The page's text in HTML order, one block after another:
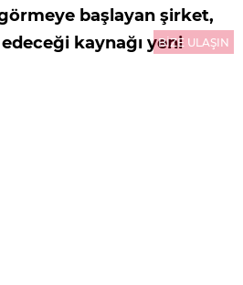
başlayan şirket,
kaynağı yeniBİZE ULAŞIN